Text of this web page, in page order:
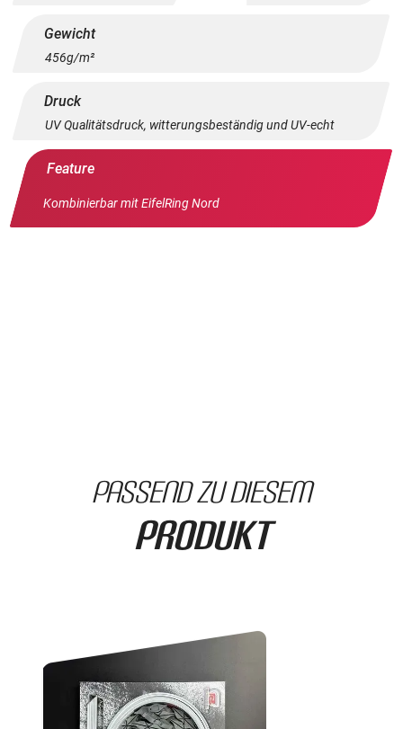
Gewicht
456g/m²
Druck
UV Qualitätsdruck, witterungsbeständig und UV-echt
Feature
Kombinierbar mit EifelRing Nord
passend zu diesem
Produkt